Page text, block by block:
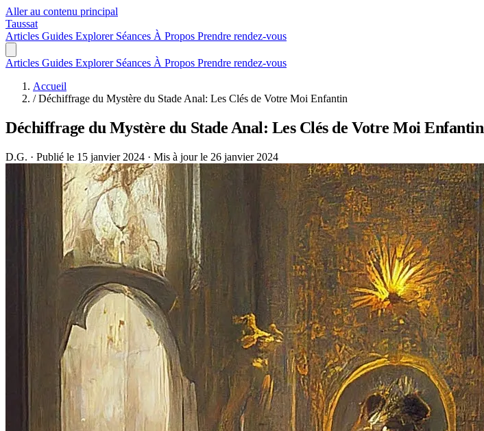
Aller au contenu principal
Taussat
Articles Guides Explorer Séances À Propos Prendre rendez-vous
Articles Guides Explorer Séances À Propos Prendre rendez-vous
Accueil
/ Déchiffrage du Mystère du Stade Anal: Les Clés de Votre Moi Enfantin
Déchiffrage du Mystère du Stade Anal: Les Clés de Votre Moi Enfantin
D.G. · Publié le 15 janvier 2024 · Mis à jour le 26 janvier 2024